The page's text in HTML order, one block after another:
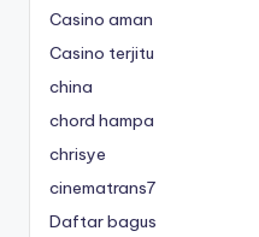
Casino aman
Casino terjitu
china
chord hampa
chrisye
cinematrans7
Daftar bagus